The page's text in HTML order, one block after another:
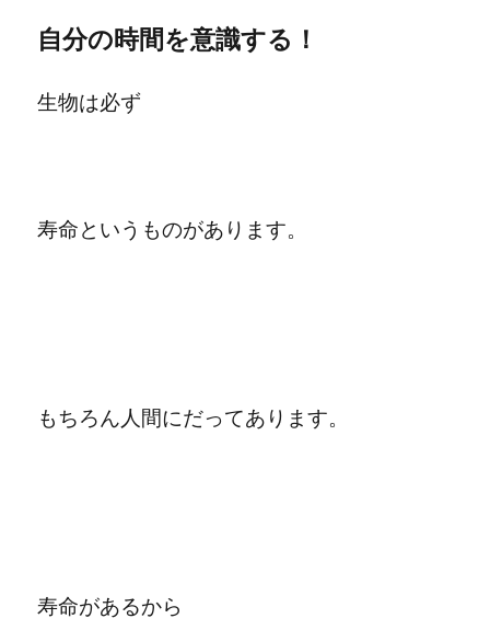
自分の時間を意識する！
生物は必ず
寿命というものがあります。
もちろん人間にだってあります。
寿命があるから